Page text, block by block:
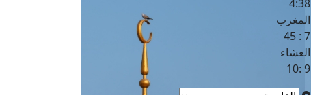
4:38
المغرب
7 : 45
العشاء
9 :10